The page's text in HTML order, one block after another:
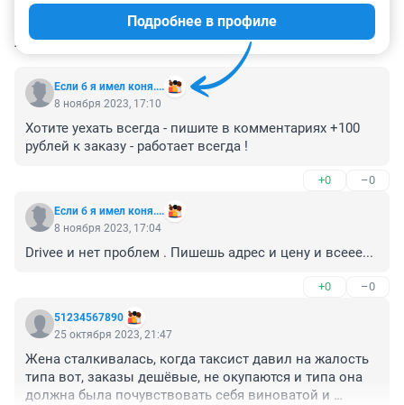
КОММЕНТАРИИ 158
Если б я имел коня....
Подробнее в профиле
8 ноября 2023, 17:10
Хотите уехать всегда - пишите в комментариях +100
рублей к заказу - работает всегда !
+0 –0
Если б я имел коня....
8 ноября 2023, 17:04
Drivee и нет проблем . Пишешь адрес и цену и всеее...
+0 –0
51234567890
25 октября 2023, 21:47
Жена сталкивалась, когда таксист давил на жалость
типа вот, заказы дешёвые, не окупаются и типа она
должна была почувствовать себя виноватой и